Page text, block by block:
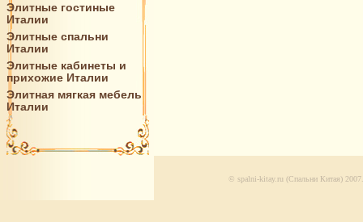
Элитные гостиные
Италии
Элитные спальни
Италии
Элитные кабинеты и
прихожие Италии
Элитная мягкая мебель
Италии
© spalni-kitay.ru (Спальни Китая) 2007.